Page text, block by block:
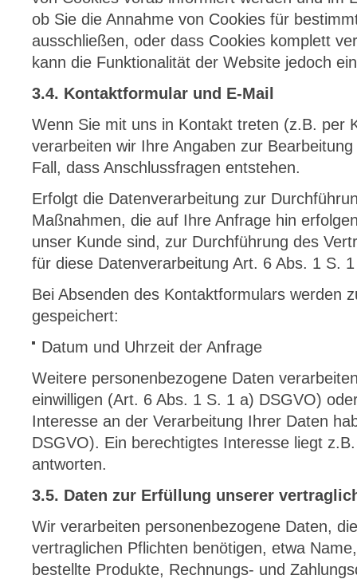
ob Sie die Annahme von Cookies für
ausschließen, oder dass Cookies komplett
kann die Funktionalität der Website jedoch
3.4. Kontaktformular und E-Mail
Wenn Sie mit uns in Kontakt treten (z.B. per
verarbeiten wir Ihre Angaben zur
Fall, dass Anschlussfragen entstehen.
Erfolgt die Datenverarbeitung zur
Maßnahmen, die auf Ihre Anfrage hin
unser Kunde sind, zur Durchführung des
für diese Datenverarbeitung Art. 6 Abs. 1 S.
Bei Absenden des Kontaktformulars werden
gespeichert:
Datum und Uhrzeit der Anfrage
Weitere personenbezogene Daten
einwilligen (Art. 6 Abs. 1 S. 1 a) DSGVO)
Interesse an der Verarbeitung Ihrer Daten
DSGVO). Ein berechtigtes Interesse liegt
antworten.
3.5. Daten zur Erfüllung unserer
Wir verarbeiten personenbezogene Daten,
vertraglichen Pflichten benötigen, etwa
bestellte Produkte, Rechnungs- und